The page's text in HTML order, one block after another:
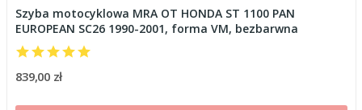
Szyba motocyklowa MRA OT HONDA ST 1100 PAN
EUROPEAN SC26 1990-2001, forma VM, bezbarwna
839,00 zł